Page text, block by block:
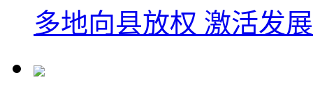
多地向县放权 激活发